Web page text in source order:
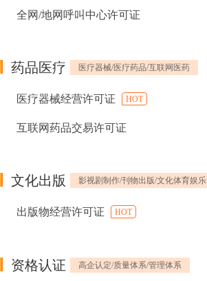
全网/地网呼叫中心许可证
药品医疗 医疗器械/医疗药品/互联网医药
医疗器械经营许可证 HOT
互联网药品交易许可证
文化出版 影视剧制作/刊物出版/文化体育娱乐
出版物经营许可证 HOT
资格认证 高企认定/质量体系/管理体系